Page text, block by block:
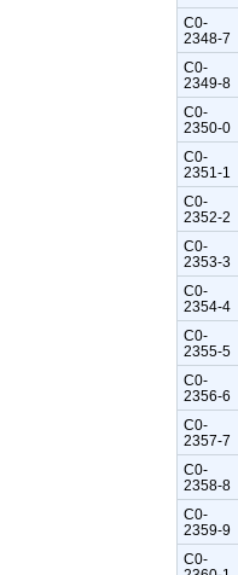
C0-
2348-7
C0-
2349-8
C0-
2350-0
C0-
2351-1
C0-
2352-2
C0-
2353-3
C0-
2354-4
C0-
2355-5
C0-
2356-6
C0-
2357-7
C0-
2358-8
C0-
2359-9
C0-